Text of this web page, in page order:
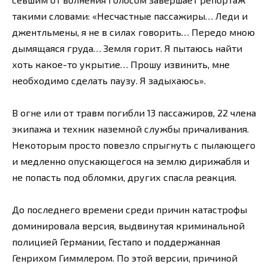
такими словами: «Несчастные пассажиры… Леди и
джентльмены, я не в силах говорить… Передо мною
дымящаяся груда… Земля горит. Я пытаюсь найти
хоть какое-то укрытие… Прошу извинить, мне
необходимо сделать паузу. Я задыхаюсь».
В огне или от травм погибли 13 пассажиров, 22 члена
экипажа и техник наземной службы причаливания.
Некоторым просто повезло спрыгнуть с пылающего
и медленно опускающегося на землю дирижабля и
не попасть под обломки, других спасла реакция.
До последнего времени среди причин катастрофы
доминировала версия, выдвинутая криминальной
полицией Германии, Гестапо и поддержанная
Генрихом Гиммлером. По этой версии, причиной